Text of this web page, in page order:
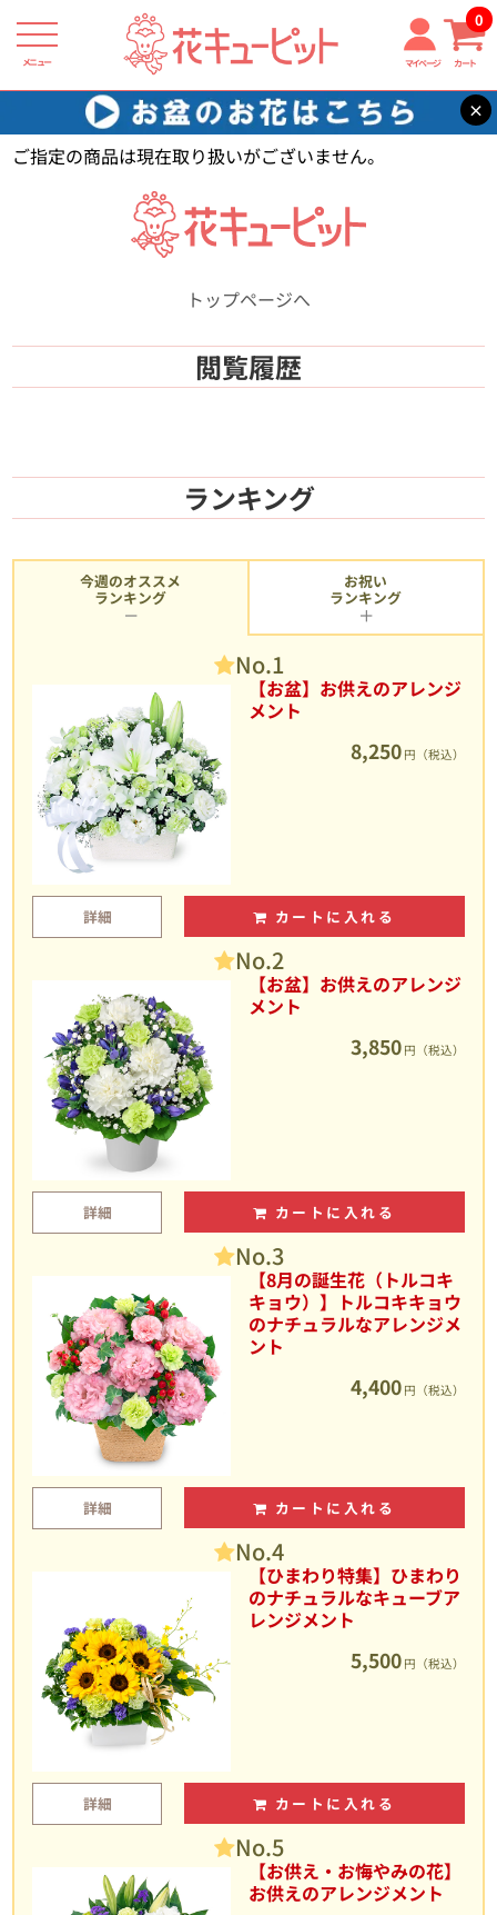
メニュー マイページ カート
0
×
花キューピット 【】
ご指定の商品は現在取り扱いがございません。
トップページへ
閲覧履歴
ランキング
今週のオススメ
ランキング
No.1
【お盆】お供えのアレンジ
メント
8,250 円（税込）
詳細 カートに入れる
No.2
【お盆】お供えのアレンジ
メント
3,850 円（税込）
詳細 カートに入れる
No.3
【8月の誕生花（トルコキ
キョウ）】トルコキキョウ
のナチュラルなアレンジメ
ント
4,400 円（税込）
詳細 カートに入れる
No.4
【ひまわり特集】ひまわり
のナチュラルなキューブア
レンジメント
5,500 円（税込）
詳細 カートに入れる
No.5
【お供え・お悔やみの花】
お供えのアレンジメント
お祝い
ランキング